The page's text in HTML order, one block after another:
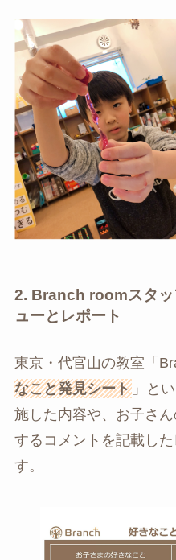
2. Branch roomスタッ
ューとレポート
東京・代官山の教室「
なこと発見シート」と
施した内容や、お子さ
するコメントを記載し
す。